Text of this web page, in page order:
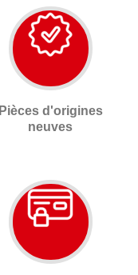
Pièces d'origines
neuves